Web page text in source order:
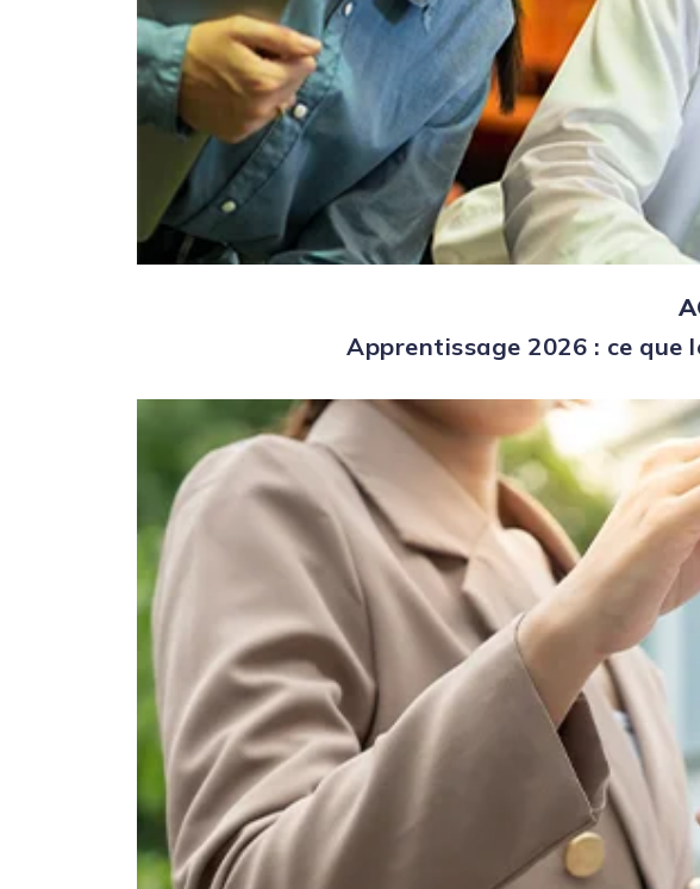
Apprentissage 2026 : ce